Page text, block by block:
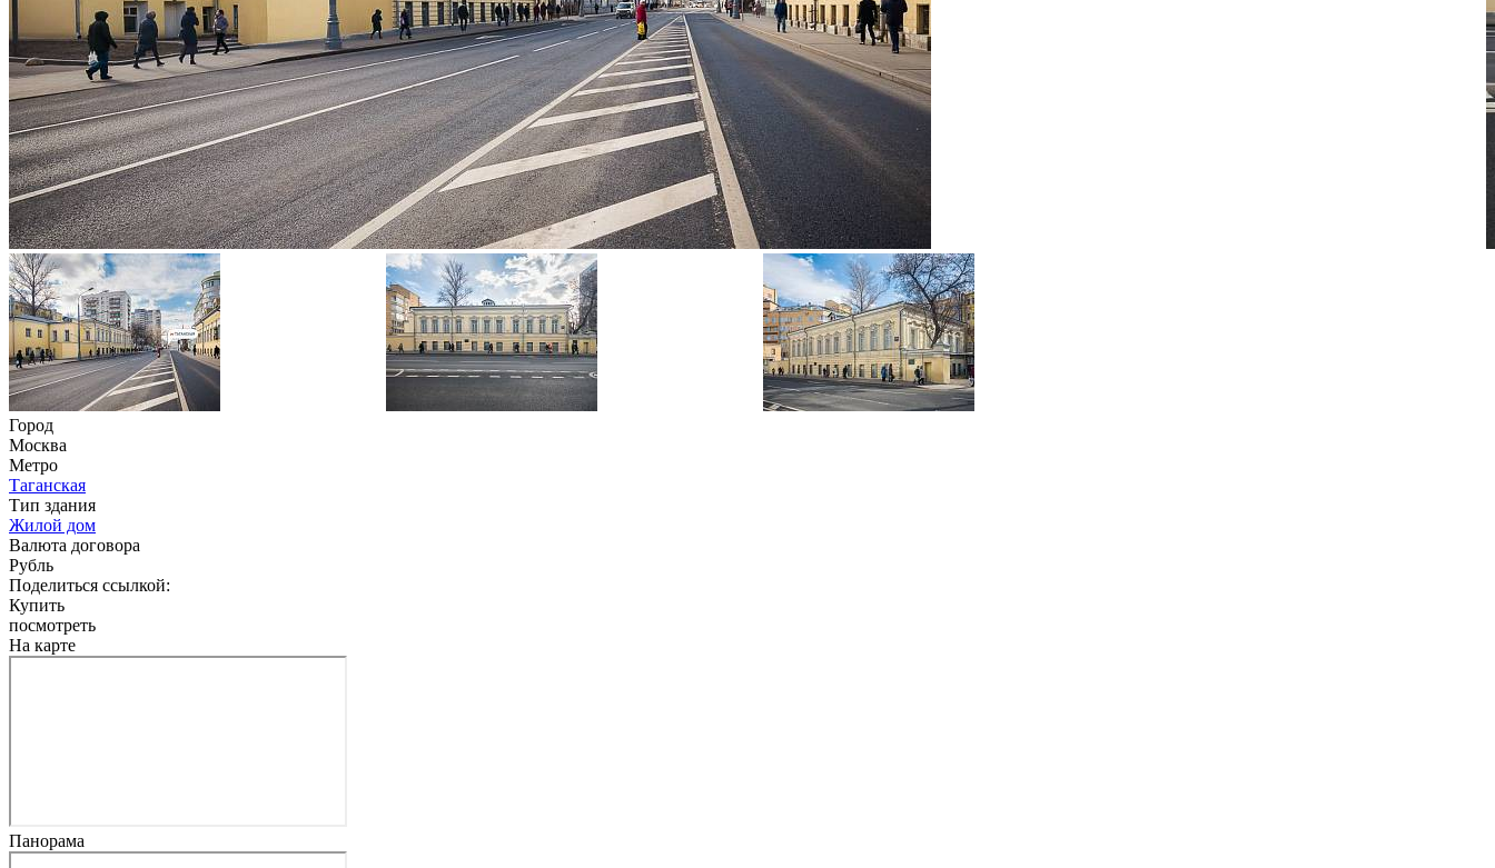
Город
Москва
Метро
Таганская
Тип здания
Жилой дом
Валюта договора
Рубль
Поделиться ссылкой:
Купить
посмотреть
На карте
Панорама